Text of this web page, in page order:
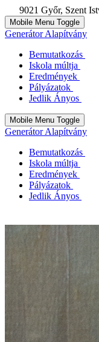
9021 Győr, Szent
Mobile Menu Toggle
Generátor Alapítvány
Bemutatkozás
Iskola múltja
Eredmények
Pályázatok
Jedlik Ányos
Mobile Menu Toggle
Generátor Alapítvány
Bemutatkozás
Iskola múltja
Eredmények
Pályázatok
Jedlik Ányos